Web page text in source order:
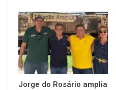
Jorge do Rosário amplia